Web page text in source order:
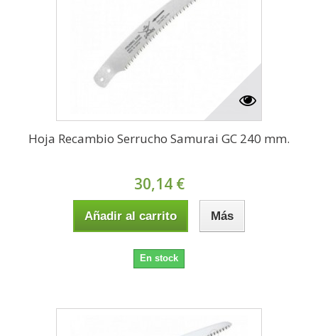
Hoja Recambio Serrucho Samurai GC 240 mm.
30,14 €
Añadir al carrito Más
En stock